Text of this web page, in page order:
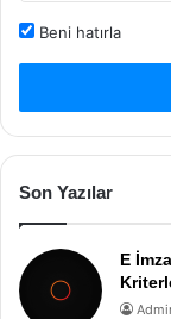
Beni hatırla
Son Yazılar
E